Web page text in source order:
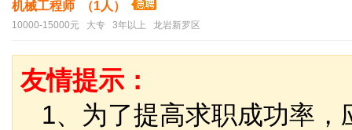
机械工程师 （1人）
10000-15000元 大专 3年以上 龙岩新罗区
友情提示：
1、为了提高求职成功率，